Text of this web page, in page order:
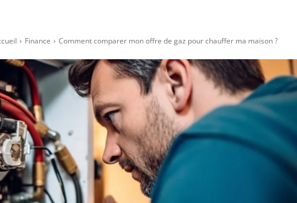
Finance Comment comparer mon offre de gaz pour chauffer ma maison ?